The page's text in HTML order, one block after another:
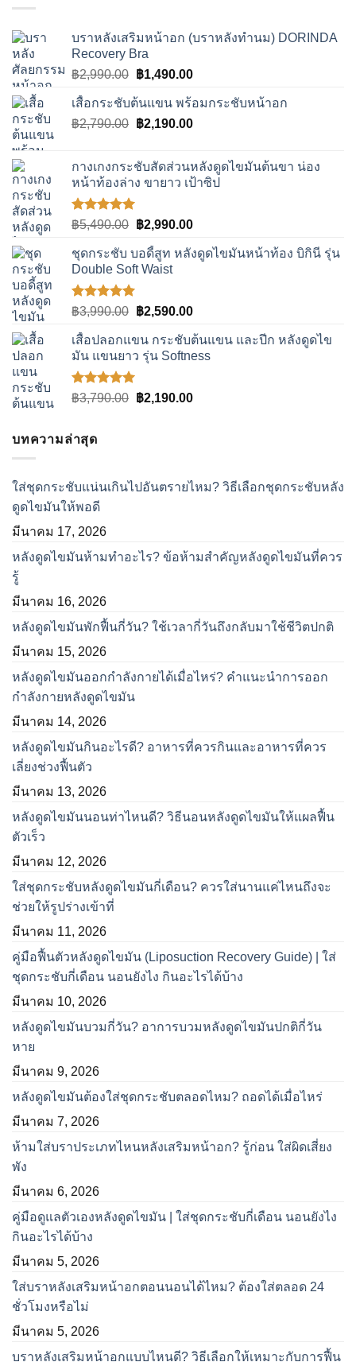
บราหลังเสริมหน้าอก (บราหลังทำนม) DORINDA
Recovery Bra
฿2,990.00 Original
was:
฿2,990.00.
฿1,490.00Current
is:
฿1,490.00.
เสื้อกระชับต้นแขน พร้อมกระชับหน้าอก
฿2,790.00 Original
฿2,790.00.
฿2,190.00Current
฿2,190.00.
กางเกงกระชับสัดส่วนหลังดูดไขมันต้นขา น่อง
หน้าท้องล่าง ขายาว เป้าซิป
ให้คะแนน
5.00
1-5
คะแนน
฿5,490.00 Original
was:
฿5,490.00.
฿2,990.00Current
is:
ชุดกระชับ บอดี้สูท หลังดูดไขมันหน้าท้อง บิกินี รุ่น
Double Soft Waist
ให้คะแนน
5.00
1-5
คะแนน
฿3,990.00 Original
was:
฿3,990.00.
฿2,590.00Current
is:
฿2,590.00.
เสื้อปลอกแขน กระชับต้นแขน และปีก หลังดูดไข
มัน แขนยาว รุ่น Softness
ให้คะแนน
5.00
คะแนน
฿3,790.00 Original
฿2,190.00Current
บทความล่าสุด
ใส่ชุดกระชับแน่นเกินไปอันตรายไหม? วิธีเลือกชุดกระชับหลัง
ดูดไขมันให้พอดี
มีนาคม 17, 2026
หลังดูดไขมันห้ามทำอะไร? ข้อห้ามสำคัญหลังดูดไขมันที่ควร
รู้
มีนาคม 16, 2026
หลังดูดไขมันพักฟื้นกี่วัน? ใช้เวลากี่วันถึงกลับมาใช้ชีวิตปกติ
มีนาคม 15, 2026
หลังดูดไขมันออกกำลังกายได้เมื่อไหร่? คำแนะนำการออก
กำลังกายหลังดูดไขมัน
มีนาคม 14, 2026
หลังดูดไขมันกินอะไรดี? อาหารที่ควรกินและอาหารที่ควร
เลี่ยงช่วงฟื้นตัว
มีนาคม 13, 2026
หลังดูดไขมันนอนท่าไหนดี? วิธีนอนหลังดูดไขมันให้แผลฟื้น
ตัวเร็ว
มีนาคม 12, 2026
ใส่ชุดกระชับหลังดูดไขมันกี่เดือน? ควรใส่นานแค่ไหนถึงจะ
ช่วยให้รูปร่างเข้าที่
มีนาคม 11, 2026
คู่มือฟื้นตัวหลังดูดไขมัน (Liposuction Recovery Guide) | ใส่
ชุดกระชับกี่เดือน นอนยังไง กินอะไรได้บ้าง
มีนาคม 10, 2026
หลังดูดไขมันบวมกี่วัน? อาการบวมหลังดูดไขมันปกติกี่วัน
หาย
มีนาคม 9, 2026
หลังดูดไขมันต้องใส่ชุดกระชับตลอดไหม? ถอดได้เมื่อไหร่
มีนาคม 7, 2026
ห้ามใส่บราประเภทไหนหลังเสริมหน้าอก? รู้ก่อน ใส่ผิดเสี่ยง
พัง
มีนาคม 6, 2026
คู่มือดูแลตัวเองหลังดูดไขมัน | ใส่ชุดกระชับกี่เดือน นอนยังไง
กินอะไรได้บ้าง
มีนาคม 5, 2026
ใส่บราหลังเสริมหน้าอกตอนนอนได้ไหม? ต้องใส่ตลอด 24
ชั่วโมงหรือไม่
มีนาคม 5, 2026
บราหลังเสริมหน้าอกแบบไหนดี? วิธีเลือกให้เหมาะกับการฟื้น